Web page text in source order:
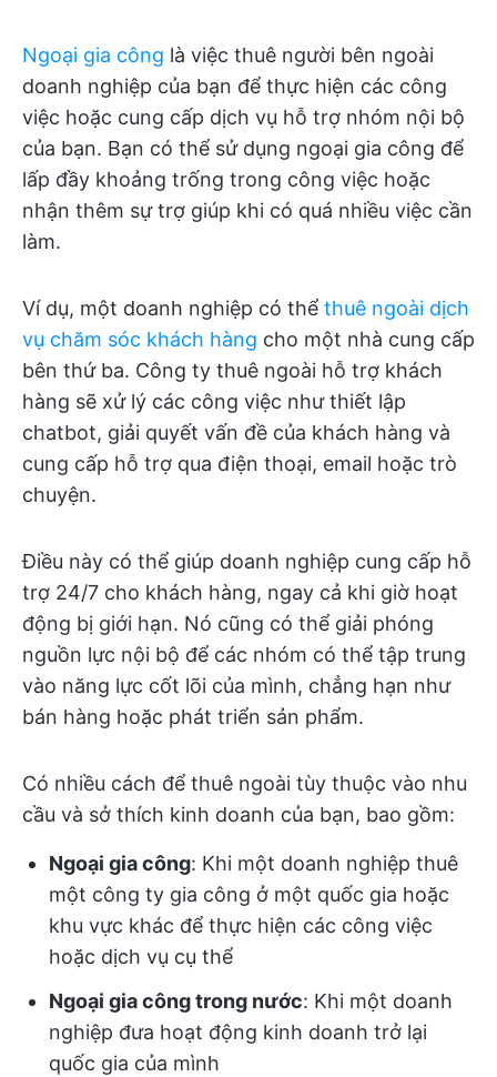
Ngoại gia công là việc thuê người bên ngoài
doanh nghiệp của bạn để thực hiện các công
việc hoặc cung cấp dịch vụ hỗ trợ nhóm nội bộ
của bạn. Bạn có thể sử dụng ngoại gia công để
lấp đầy khoảng trống trong công việc hoặc
nhận thêm sự trợ giúp khi có quá nhiều việc cần
làm.
Ví dụ, một doanh nghiệp có thể thuê ngoài dịch
vụ chăm sóc khách hàng cho một nhà cung cấp
bên thứ ba. Công ty thuê ngoài hỗ trợ khách
hàng sẽ xử lý các công việc như thiết lập
chatbot, giải quyết vấn đề của khách hàng và
cung cấp hỗ trợ qua điện thoại, email hoặc trò
chuyện.
Điều này có thể giúp doanh nghiệp cung cấp hỗ
trợ 24/7 cho khách hàng, ngay cả khi giờ hoạt
động bị giới hạn. Nó cũng có thể giải phóng
nguồn lực nội bộ để các nhóm có thể tập trung
vào năng lực cốt lõi của mình, chẳng hạn như
bán hàng hoặc phát triển sản phẩm.
Có nhiều cách để thuê ngoài tùy thuộc vào nhu
cầu và sở thích kinh doanh của bạn, bao gồm:
Ngoại gia công: Khi một doanh nghiệp thuê
một công ty gia công ở một quốc gia hoặc
khu vực khác để thực hiện các công việc
hoặc dịch vụ cụ thể
Ngoại gia công trong nước: Khi một doanh
nghiệp đưa hoạt động kinh doanh trở lại
quốc gia của mình